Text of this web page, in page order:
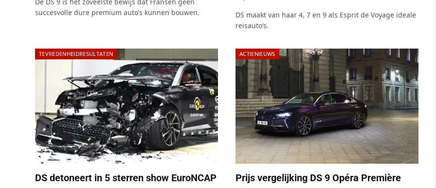
succesvolle dure premium auto’s kunnen bouwen.
DS maakt van haar 4, 7 en 9 als Esprit de Voyage ideale
reisauto’s.
TEVREDENHEIDRESULTATEN
DS detoneert in 5 sterren show EuroNCAP
ACTIENIEUWS
Prijs vergelijking DS 9 Opéra Première